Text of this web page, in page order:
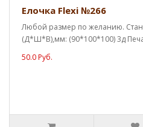
Елочка Flexi №266
Любой размер по желанию.
(Д*Ш*В),мм: (90*100*100) 3д
50.0 Руб.